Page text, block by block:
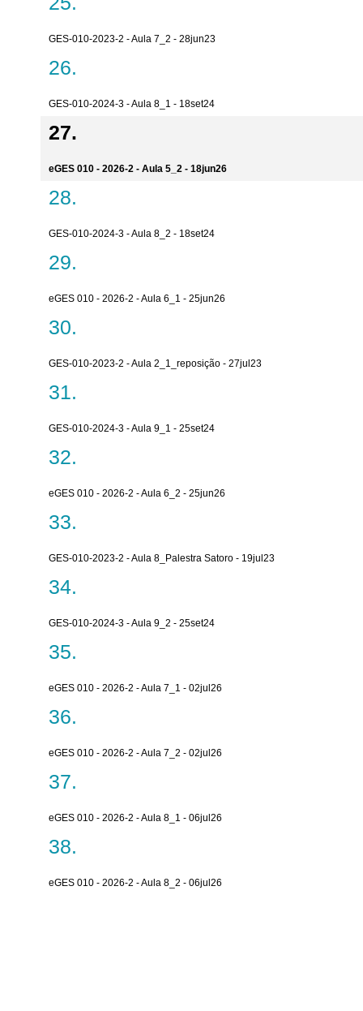
GES-010-2023-2 - Aula 7_2 - 28jun23
GES-010-2024-3 - Aula 8_1 - 18set24
eGES 010 - 2026-2 - Aula 5_2 - 18jun26
GES-010-2024-3 - Aula 8_2 - 18set24
eGES 010 - 2026-2 - Aula 6_1 - 25jun26
GES-010-2023-2 - Aula 2_1_reposição - 27jul23
GES-010-2024-3 - Aula 9_1 - 25set24
eGES 010 - 2026-2 - Aula 6_2 - 25jun26
GES-010-2023-2 - Aula 8_Palestra Satoro - 19jul23
GES-010-2024-3 - Aula 9_2 - 25set24
eGES 010 - 2026-2 - Aula 7_1 - 02jul26
eGES 010 - 2026-2 - Aula 7_2 - 02jul26
eGES 010 - 2026-2 - Aula 8_1 - 06jul26
eGES 010 - 2026-2 - Aula 8_2 - 06jul26